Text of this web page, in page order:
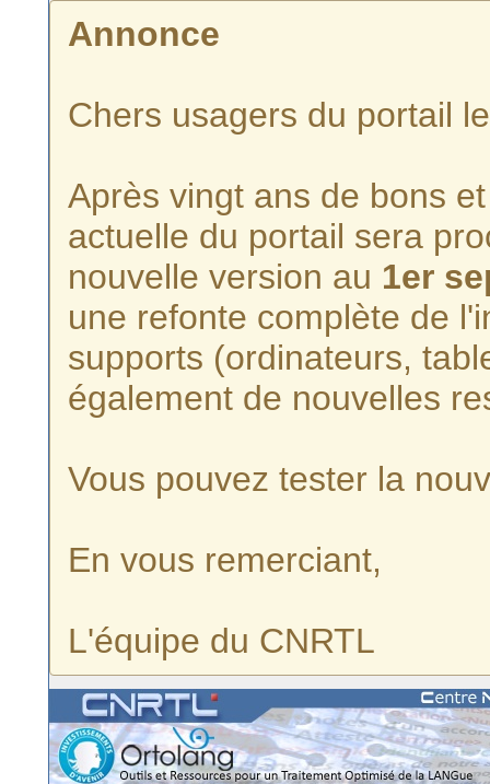
Annonce
Chers usagers du portail
Après vingt ans de bons
actuelle du portail sera
nouvelle version au 1er
une refonte complète de
supports (ordinateurs,
également de nouvelles
Vous pouvez tester la
En vous remerciant,
L'équipe du CNRTL